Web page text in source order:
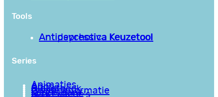
Tools
Antipsychotica Keuzetool
Antidepressiva Keuzetool
Series
Animaties
Apps
Bibliotheek
Goede informatie
Kennisbank
Mini college’s